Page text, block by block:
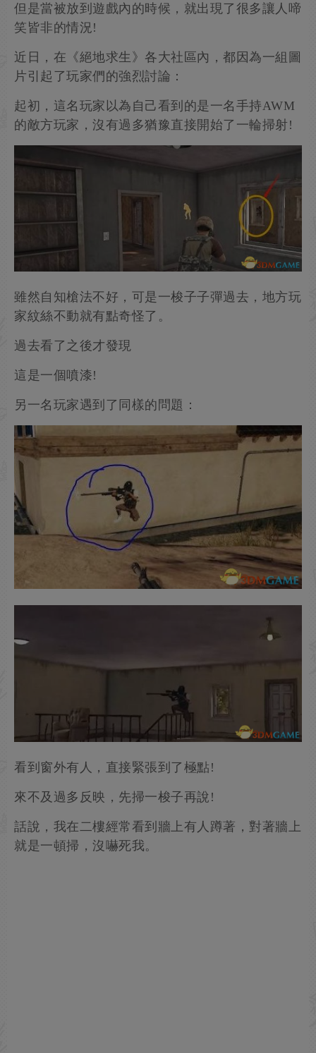
但是當被放到遊戲內的時候，就出現了很多讓人啼
笑皆非的情況!
近日，在《絕地求生》各大社區內，都因為一組圖
片引起了玩家們的強烈討論：
起初，這名玩家以為自己看到的是一名手持AWM
的敵方玩家，沒有過多猶豫直接開始了一輪掃射!
雖然自知槍法不好，可是一梭子子彈過去，地方玩
家紋絲不動就有點奇怪了。
過去看了之後才發現
這是一個噴漆!
另一名玩家遇到了同樣的問題：
看到窗外有人，直接緊張到了極點!
來不及過多反映，先掃一梭子再說!
話說，我在二樓經常看到牆上有人蹲著，對著牆上
就是一頓掃，沒嚇死我。